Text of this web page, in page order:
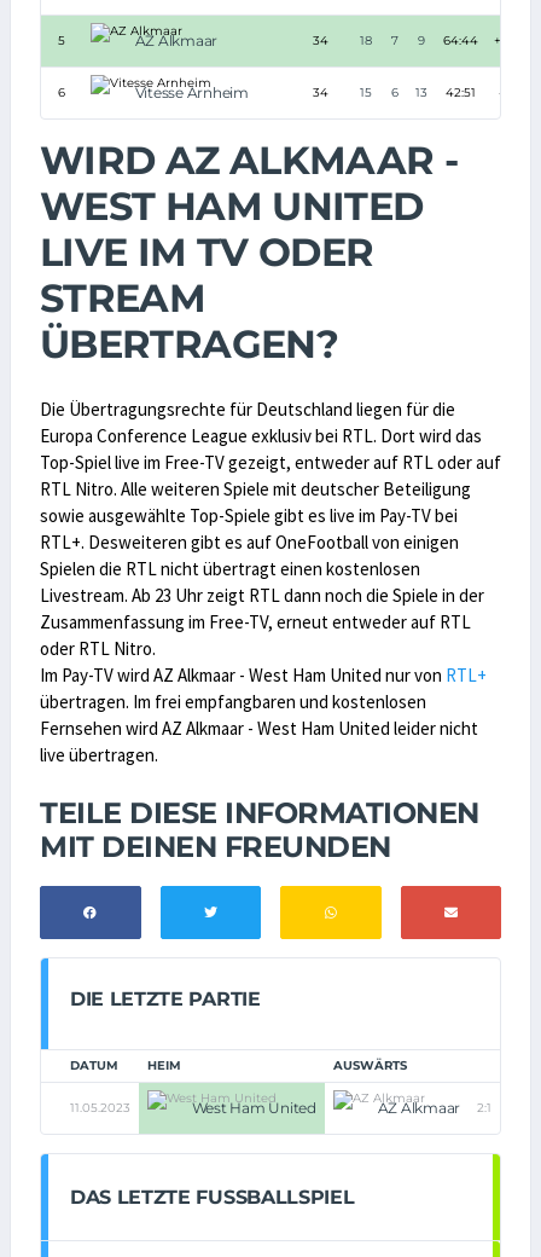
5 AZ Alkmaar 34 18 7 9 64:44 +20
6 Vitesse Arnheim 34 15 6 13 42:51 -9
WIRD AZ ALKMAAR -
WEST HAM UNITED
LIVE IM TV ODER
STREAM
ÜBERTRAGEN?
Die Übertragungsrechte für Deutschland liegen für die
Europa Conference League exklusiv bei RTL. Dort wird das
Top-Spiel live im Free-TV gezeigt, entweder auf RTL oder auf
RTL Nitro. Alle weiteren Spiele mit deutscher Beteiligung
sowie ausgewählte Top-Spiele gibt es live im Pay-TV bei
RTL+. Desweiteren gibt es auf OneFootball von einigen
Spielen die RTL nicht übertragt einen kostenlosen
Livestream. Ab 23 Uhr zeigt RTL dann noch die Spiele in der
Zusammenfassung im Free-TV, erneut entweder auf RTL
oder RTL Nitro.
Im Pay-TV wird AZ Alkmaar - West Ham United nur von RTL+
übertragen. Im frei empfangbaren und kostenlosen
Fernsehen wird AZ Alkmaar - West Ham United leider nicht
live übertragen.
TEILE DIESE INFORMATIONEN
MIT DEINEN FREUNDEN
DIE LETZTE PARTIE
DATUM HEIM AUSWÄRTS
11.05.2023 West Ham United AZ Alkmaar 2:1
DAS LETZTE FUSSBALLSPIEL